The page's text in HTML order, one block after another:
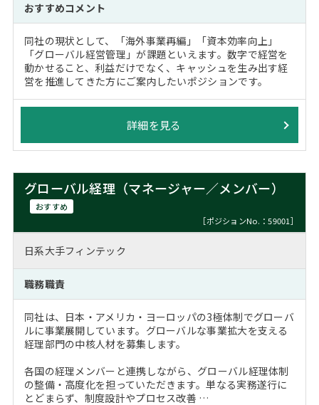
おすすめコメント
同社の現状として、「海外事業再編」「資本効率向上」
「グローバル経営管理」が課題といえます。数字で経営を
動かせること、利益だけでなく、キャッシュを生み出す経
営を推進してきた方にご案内したいポジションです。
詳細を見る
グローバル経理（マネージャー／メンバー）
おすすめ
［ポジションNo.：59001］
日系大手フィンテック
職務職責
同社は、日本・アメリカ・ヨーロッパの3極体制でグローバ
ルに事業展開しています。グローバルな事業拡大を支える
経理部門の中核人材を募集します。
各国の経理メンバーと連携しながら、グローバル経理体制
の整備・高度化を担っていただきます。単なる実務遂行に
とどまらず、制度設計やプロセス改善 …